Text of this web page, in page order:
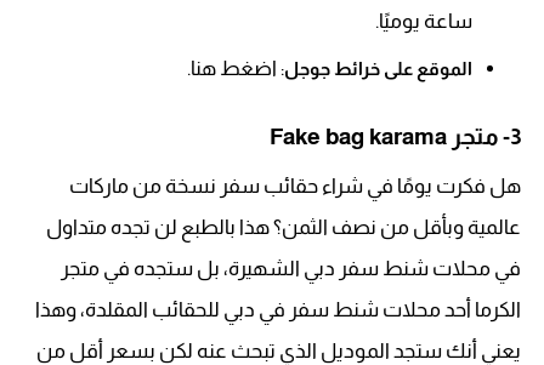
ساعة يوميًا.
الموقع على خرائط جوجل: اضغط هنا.
3- متجر Fake bag karama
هل فكرت يومًا في شراء حقائب سفر نسخة من ماركات
عالمية وبأقل من نصف الثمن؟ هذا بالطبع لن تجده متداول
في محلات شنط سفر دبي الشهيرة، بل ستجده في متجر
الكرما أحد محلات شنط سفر في دبي للحقائب المقلدة، وهذا
يعني أنك ستجد الموديل الذي تبحث عنه لكن بسعر أقل من